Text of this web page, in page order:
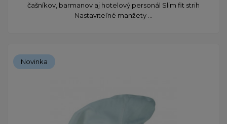
čašníkov, barmanov aj hotelový personál Slim fit strih
Nastaviteľné manžety ...
Novinka